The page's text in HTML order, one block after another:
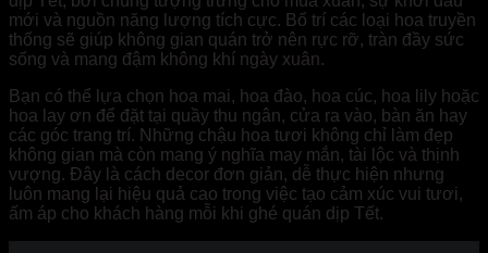
mới và nguồn năng lượng tích cực. Bố trí các loại hoa truyền
thống sẽ giúp không gian quán trở nên rực rỡ, tràn đầy sức
sống và mang đậm không khí ngày xuân.
Bạn có thể lựa chọn hoa mai, hoa đào, hoa cúc, hoa lily hoặc
hoa lay ơn để đặt tại quầy thu ngân, cửa ra vào, bàn ăn hay
các góc trang trí. Những chậu hoa tươi không chỉ làm đẹp
không gian mà còn mang ý nghĩa may mắn, tài lộc và thịnh
vượng. Đây là cách decor đơn giản, dễ thực hiện nhưng
luôn mang lại hiệu quả cao trong việc tạo cảm xúc vui tươi,
ấm áp cho khách hàng mỗi khi ghé quán dịp Tết.